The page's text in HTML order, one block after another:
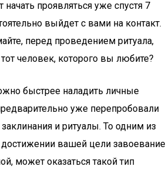
проявляться уже спустя 7
выйдет с вами на контакт.
перед проведением ритуала,
человек, которого вы любите?
быстрее наладить личные
уже перепробовали
и ритуалы. То одним из
вашей цели завоевание
может оказаться такой тип